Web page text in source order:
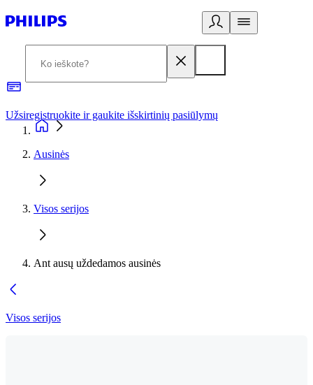
Užsiregistruokite ir gaukite išskirtinių pasiūlymų
Ausinės
Visos serijos
Ant ausų uždedamos ausinės
Visos serijos